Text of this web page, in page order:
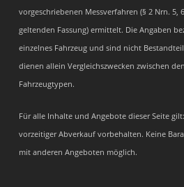
vorgeschriebenen Messverfahren (§ 2 Nrn. 5,
geltenden Fassung) ermittelt. Die Angaben
einzelnes Fahrzeug und sind nicht
dienen allein Vergleichszwecken zwischen
Fahrzeugtypen.
Für alle Inhalte und Angebote dieser Seite
vorzeitiger Abverkauf vorbehalten. Keine
mit anderen Angeboten möglich.